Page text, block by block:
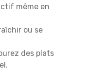
même en
ou se
des plats